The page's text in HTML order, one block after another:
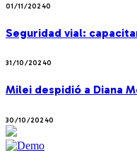
01/11/20240
Seguridad vial:
31/10/20240
Milei despidió a Diana
30/10/20240